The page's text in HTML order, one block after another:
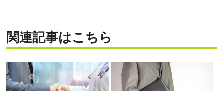
関連記事はこちら